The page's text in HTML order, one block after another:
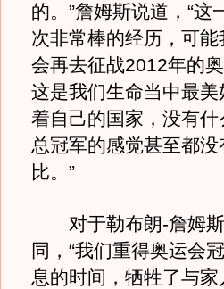
的。”詹姆斯说道，“
次非常棒的经历，可
会再去征战2012年的
这是我们生命当中最
着自己的国家，没有
总冠军的感觉甚至都
比。”
对于勒布朗-詹姆斯
同，“我们重得奥运会
息的时间，牺牲了与